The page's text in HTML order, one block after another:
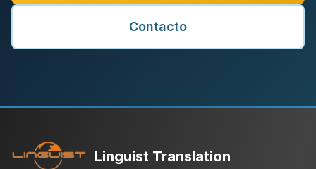
Contacto
Linguist Translation